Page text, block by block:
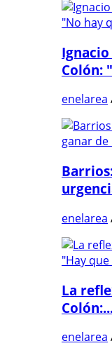
Colón:
enelarea
enelarea
La
enelarea